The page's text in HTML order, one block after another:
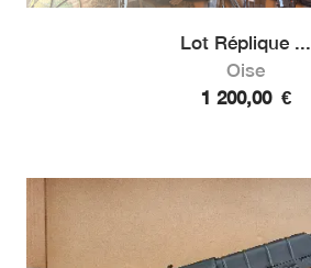
Lot Réplique ...
Oise
1 200,00 €